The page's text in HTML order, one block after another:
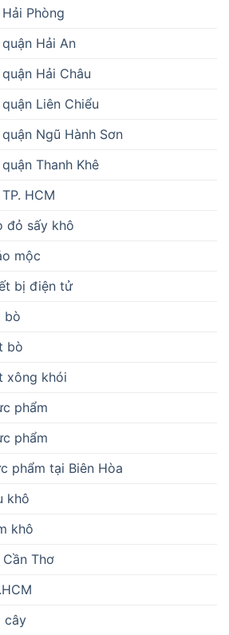
Phòng
Hải An
Hải Châu
Liên Chiểu
Ngũ Hành Sơn
Thanh Khê
HCM
đỏ sấy khô
mộc
bị điện tử
bò
bò
xông khói
phẩm
phẩm
phẩm tại Biên Hòa
khô
khô
Thơ
cây